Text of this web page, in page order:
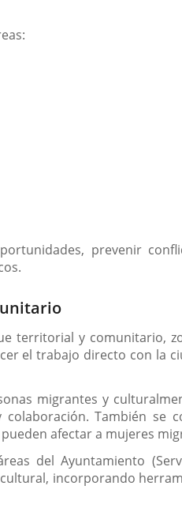
prevenir
territorial y comunitario,
el trabajo directo con la
migrantes y
También se
afectar a mujeres
del Ayuntamiento
incorporando